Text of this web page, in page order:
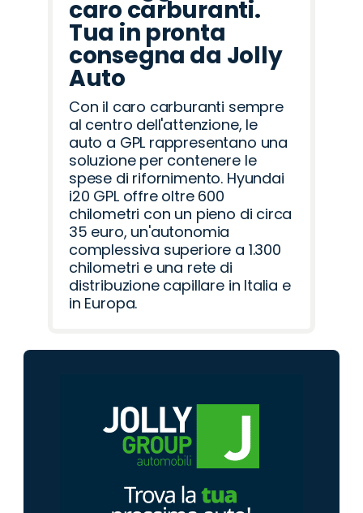
caro carburanti.
Tua in pronta
consegna da Jolly
Auto
Con il caro carburanti sempre
al centro dell'attenzione, le
auto a GPL rappresentano una
soluzione per contenere le
spese di rifornimento. Hyundai
i20 GPL offre oltre 600
chilometri con un pieno di circa
35 euro, un'autonomia
complessiva superiore a 1.300
chilometri e una rete di
distribuzione capillare in Italia e
in Europa.